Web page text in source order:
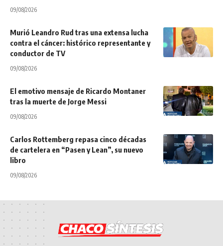
09/08/2026
Murió Leandro Rud tras una extensa lucha
contra el cáncer: histórico representante y
conductor de TV
09/08/2026
El emotivo mensaje de Ricardo Montaner
tras la muerte de Jorge Messi
09/08/2026
Carlos Rottemberg repasa cinco décadas
de cartelera en “Pasen y Lean”, su nuevo
libro
09/08/2026